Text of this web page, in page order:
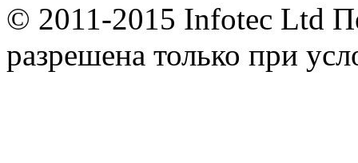
© 2011-2015 Infotec Ltd
разрешена только при